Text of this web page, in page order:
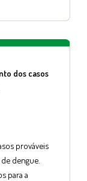
dos casos
prováveis
dengue.
para a